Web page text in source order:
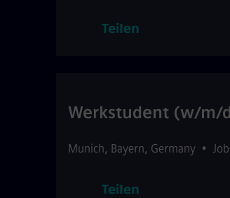
Teilen
Werkstudent (w/m/
Munich, Bayern, Germany •
Teilen